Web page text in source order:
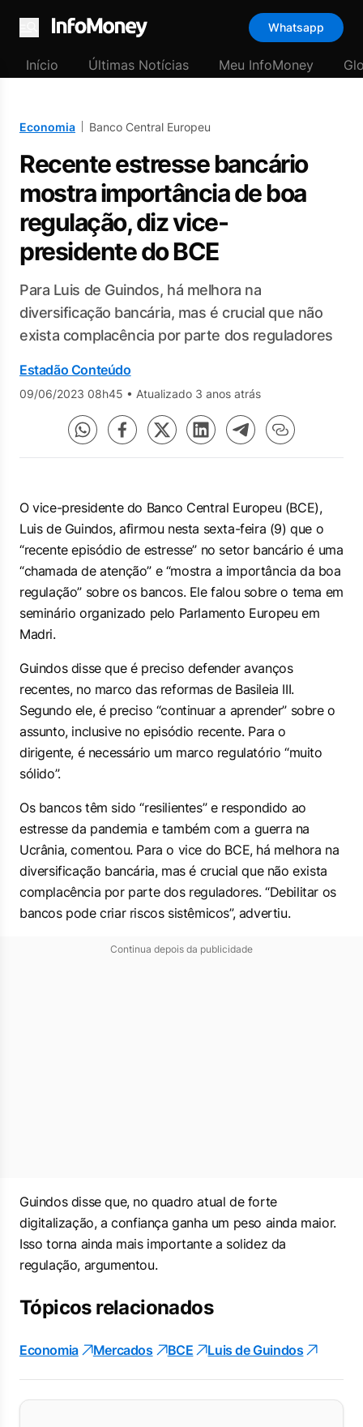
Menu
Whatsapp
Início Últimas Notícias Meu InfoMoney
Economia Banco Central Europeu
Recente estresse bancário
mostra importância de boa
regulação, diz vice-
presidente do BCE
Para Luis de Guindos, há melhora na
diversificação bancária, mas é crucial que não
exista complacência por parte dos reguladores
Estadão Conteúdo
09/06/2023 08h45 • Atualizado 3 anos atrás
O vice-presidente do Banco Central Europeu (BCE),
Luis de Guindos, afirmou nesta sexta-feira (9) que o
“recente episódio de estresse” no setor bancário é uma
“chamada de atenção” e “mostra a importância da boa
regulação” sobre os bancos. Ele falou sobre o tema em
seminário organizado pelo Parlamento Europeu em
Madri.
Guindos disse que é preciso defender avanços
recentes, no marco das reformas de Basileia III.
Segundo ele, é preciso “continuar a aprender” sobre o
assunto, inclusive no episódio recente. Para o
dirigente, é necessário um marco regulatório “muito
sólido”.
Os bancos têm sido “resilientes” e respondido ao
estresse da pandemia e também com a guerra na
Ucrânia, comentou. Para o vice do BCE, há melhora na
diversificação bancária, mas é crucial que não exista
complacência por parte dos reguladores. “Debilitar os
bancos pode criar riscos sistêmicos”, advertiu.
Continua depois da publicidade
Guindos disse que, no quadro atual de forte
digitalização, a confiança ganha um peso ainda maior.
Isso torna ainda mais importante a solidez da
regulação, argumentou.
Tópicos relacionados
Economia Mercados BCE Luis de Guindos